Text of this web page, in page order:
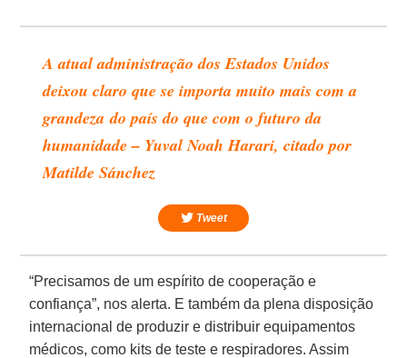
A atual administração dos Estados Unidos
deixou claro que se importa muito mais com a
grandeza do país do que com o futuro da
humanidade – Yuval Noah Harari, citado por
Matilde Sánchez
Tweet
“Precisamos de um espírito de cooperação e
confiança”, nos alerta. E também da plena disposição
internacional de produzir e distribuir equipamentos
médicos, como kits de teste e respiradores. Assim